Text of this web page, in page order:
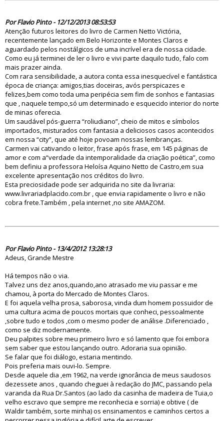
Por Flavio Pinto - 12/12/2013 08:53:53
Atenção futuros leitores do livro de Carmen Netto Victória,
recentemente lançado em Belo Horizonte e Montes Claros e
aguardado pelos nostálgicos de uma incrível era de nossa cidade.
Como eu já terminei de ler o livro e vivi parte daquilo tudo, falo com
mais prazer ainda.
Com rara sensibilidade, a autora conta essa inesquecível e fantástica
época de criança: amigos,tias doceiras, avós perspicazes e
felizes,bem como toda uma peripécia sem fim de sonhos e fantasias
que , naquele tempo,só um determinado e esquecido interior do norte
de minas oferecia.
Um saudável pós-guerra “roliudiano”, cheio de mitos e símbolos
importados, misturados com fantasia a deliciosos casos acontecidos
em nossa “city”, que até hoje povoam nossas lembranças.
Carmen vai cativando o leitor, frase após frase, em 145 páginas de
amor e com a“verdade da intemporalidade da criação poética”, como
bem definiu a professora Heloísa Aquino Netto de Castro,em sua
excelente apresentação nos créditos do livro.
Esta preciosidade pode ser adquirida no site da livraria:
www.livrariadplacido.com.br , que envia rapidamente o livro e não
cobra frete.Também , pela internet ,no site AMAZOM.
Por Flavio Pinto - 13/4/2012 13:28:13
Adeus, Grande Mestre
Há tempos não o via.
Talvez uns dez anos,quando,ano atrasado me viu passar e me
chamou, à porta do Mercado de Montes Claros.
E foi aquela velha prosa, saborosa, vinda dum homem possuidor de
uma cultura acima de poucos mortais que conheci, pessoalmente
,sobre tudo e todos ,com o mesmo poder de análise .Diferenciado ,
como se diz modernamente.
Deu palpites sobre meu primeiro livro e só lamento que foi embora
sem saber que estou lançando outro. Adoraria sua opinião.
Se falar que foi diálogo, estaria mentindo.
Pois preferia mais ouvi-lo. Sempre.
Desde aquele dia ,em 1962, na verde ignorância de meus saudosos
dezessete anos , quando cheguei à redação do JMC, passando pela
varanda da Rua Dr.Santos (ao lado da casinha de madeira de Tuia,o
velho escravo que sempre me reconhecia e sorria) e obtive ( de
Waldir também, sorte minha) os ensinamentos e caminhos certos a